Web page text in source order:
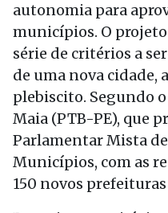
autonomia para
municípios. O
série de critérios a
de uma nova cidade,
plebiscito. Segundo
Maia (PTB-PE), que
Parlamentar Mista
Municípios, com as
150 novos prefeituras